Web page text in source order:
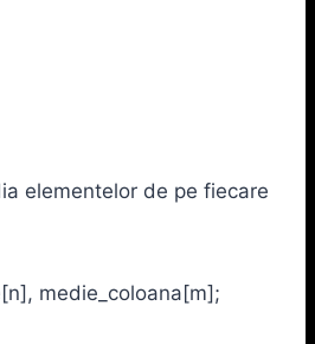
elementelor de pe fiecare
medie_coloana[m];